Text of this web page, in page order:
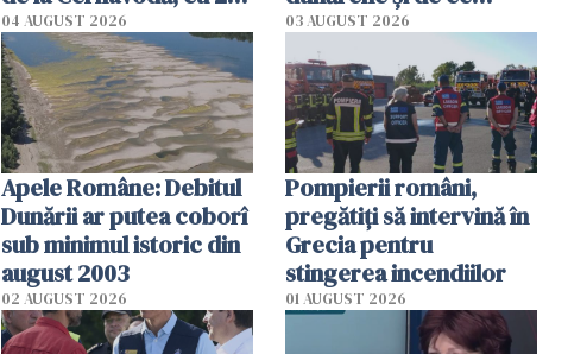
cm faţă de ziua trecută
04 AUGUST 2026
România resimte
efectele, deși a plouat
în iulie
03 AUGUST 2026
Apele Române: Debitul
Dunării ar putea coborî
sub minimul istoric din
august 2003
02 AUGUST 2026
Pompierii români,
pregătiţi să intervină în
Grecia pentru
stingerea incendiilor
01 AUGUST 2026